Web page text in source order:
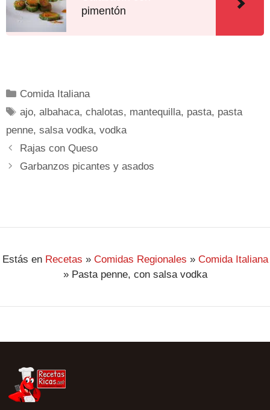
pimentón
Comida Italiana
ajo,albahaca,chalotas, mantequilla, pasta, pasta
penne, salsa vodka, vodka
Rajas con Queso
Garbanzos picantes y asados
Estás en Recetas » Comidas Regionales » Comida Italiana
» Pasta penne, con salsa vodka